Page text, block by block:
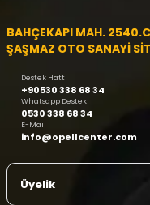
BAHÇEKAPI MAH.
ŞAŞMAZ OTO SANAYİ
Destek Hattı
+90530 338 68 34
Whatsapp Destek
0530 338 68 34
E-Mail
info@opellcenter.com
Üyelik